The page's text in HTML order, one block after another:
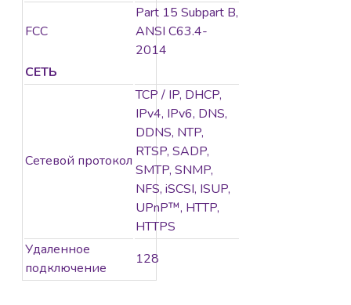
FCC
Part 15 Subpart B,
ANSI C63.4-
2014
СЕТЬ
Сетевой протокол
TCP / IP, DHCP,
IPv4, IPv6, DNS,
DDNS, NTP,
RTSP, SADP,
SMTP, SNMP,
NFS, iSCSI, ISUP,
UPnP™, HTTP,
HTTPS
Удаленное
подключение
128